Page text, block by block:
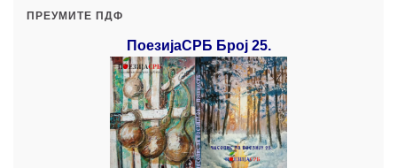
ПРЕУМИТЕ ПДФ
ПоезијаСРБ Број 25.